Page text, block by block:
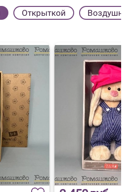
Открыткой